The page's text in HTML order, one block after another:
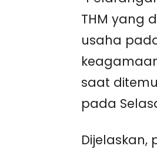
THM yang
usaha
saat
pada